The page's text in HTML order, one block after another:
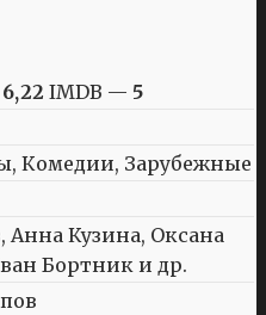
6,22 IMDB — 5
Комедии, Зарубежные
Анна Кузина, Оксана
Бортник и др.